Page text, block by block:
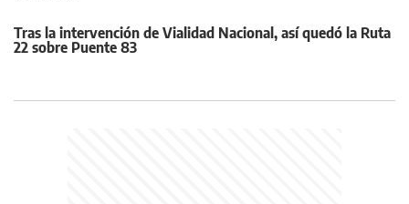
Tras la intervención de Vialidad Nacional, así quedó la Ruta
22 sobre Puente 83